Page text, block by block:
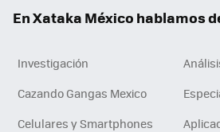
En Xataka México hablamos
Investigación
Cazando Gangas Mexico
Celulares y Smartphones